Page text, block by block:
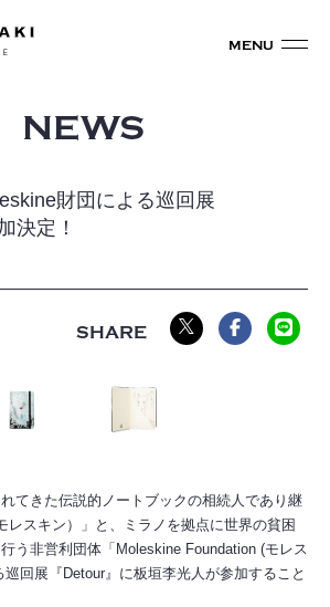
NEWS
財団による巡回展
決定！
てきた伝説的ノートブックの相続人であり継
レスキン）」と、ミラノを拠点に世界の貧困
う非営利団体「Moleskine Foundation (モレス
回展『Detour』に板垣李光人が参加すること